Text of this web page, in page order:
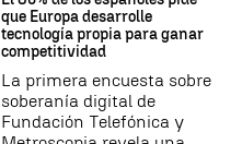
que Europa desarrolle
tecnología propia para ganar
competitividad
La primera encuesta sobre
soberanía digital de
Fundación Telefónica y